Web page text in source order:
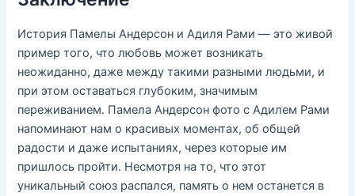
История Памелы Андерсон и Адиля Рами — это живой
пример того, что любовь может возникать
неожиданно, даже между такими разными людьми, и
при этом оставаться глубоким, значимым
переживанием. Памела Андерсон фото с Адилем Рами
напоминают нам о красивых моментах, об общей
радости и даже испытаниях, через которые им
пришлось пройти. Несмотря на то, что этот
уникальный союз распался, память о нем останется в